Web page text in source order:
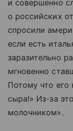
и совершенно
о российских
спросили
если есть
заразительно
мгновенно
Потому что его
сыра!» Из-за
молочником».